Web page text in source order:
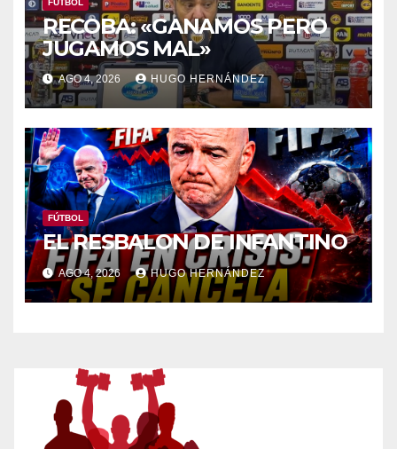
FÚTBOL
RECOBA: «GANAMOS PERO
JUGAMOS MAL»
AGO 4, 2026 HUGO HERNÁNDEZ
FÚTBOL
EL RESBALON DE INFANTINO
AGO 4, 2026 HUGO HERNÁNDEZ